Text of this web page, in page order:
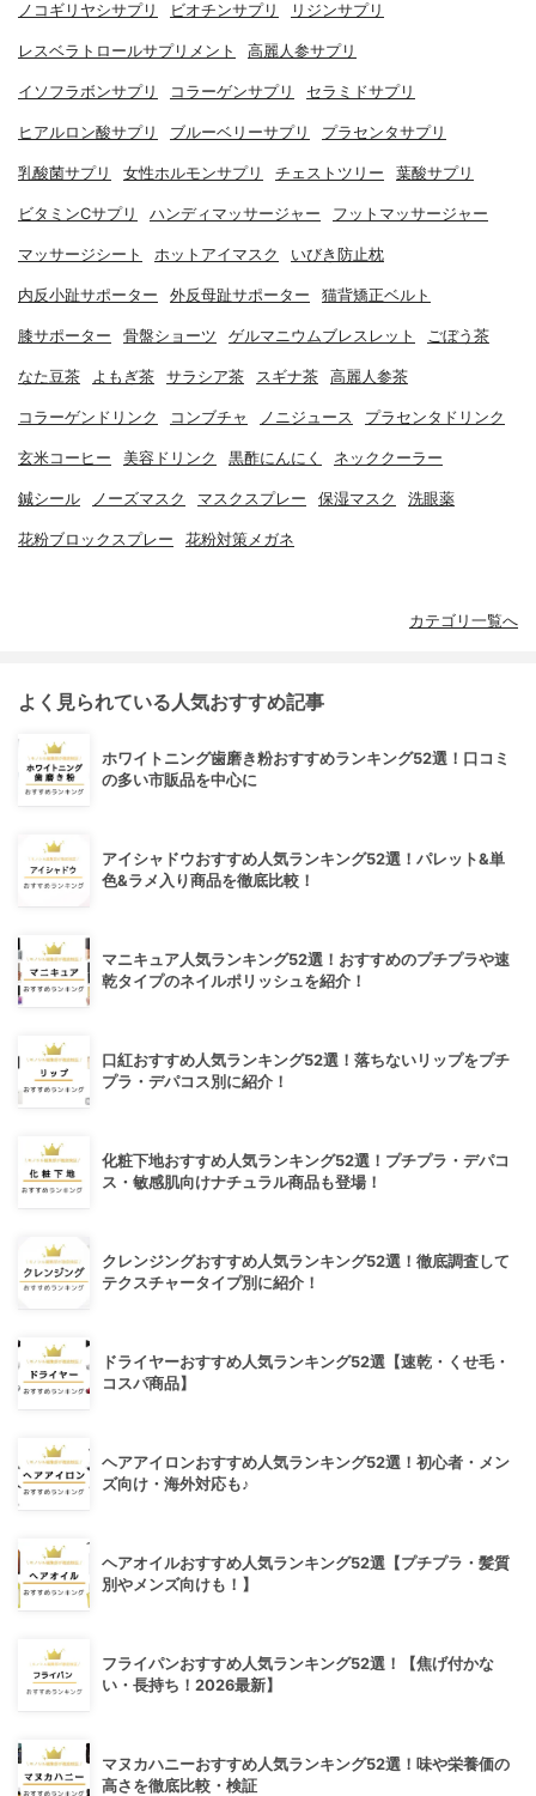
ノコギリヤシサプリ ビオチンサプリ リジンサプリ
レスベラトロールサプリメント 高麗人参サプリ
イソフラボンサプリ コラーゲンサプリ セラミドサプリ
ヒアルロン酸サプリ ブルーベリーサプリ プラセンタサプリ
乳酸菌サプリ 女性ホルモンサプリ チェストツリー 葉酸サプリ
ビタミンCサプリ ハンディマッサージャー フットマッサージャー
マッサージシート ホットアイマスク いびき防止枕
内反小趾サポーター 外反母趾サポーター 猫背矯正ベルト
膝サポーター 骨盤ショーツ ゲルマニウムブレスレット ごぼう茶
なた豆茶 よもぎ茶 サラシア茶 スギナ茶 高麗人参茶
コラーゲンドリンク コンブチャ ノニジュース プラセンタドリンク
玄米コーヒー 美容ドリンク 黒酢にんにく ネッククーラー
鍼シール ノーズマスク マスクスプレー 保湿マスク 洗眼薬
花粉ブロックスプレー 花粉対策メガネ
カテゴリ一覧へ
よく見られている人気おすすめ記事
ホワイトニング歯磨き粉おすすめランキング52選！口コミ
の多い市販品を中心に
アイシャドウおすすめ人気ランキング52選！パレット&単
色&ラメ入り商品を徹底比較！
マニキュア人気ランキング52選！おすすめのプチプラや速
乾タイプのネイルポリッシュを紹介！
口紅おすすめ人気ランキング52選！落ちないリップをプチ
プラ・デパコス別に紹介！
化粧下地おすすめ人気ランキング52選！プチプラ・デパコ
ス・敏感肌向けナチュラル商品も登場！
クレンジングおすすめ人気ランキング52選！徹底調査して
テクスチャータイプ別に紹介！
ドライヤーおすすめ人気ランキング52選【速乾・くせ毛・
コスパ商品】
ヘアアイロンおすすめ人気ランキング52選！初心者・メン
ズ向け・海外対応も♪
ヘアオイルおすすめ人気ランキング52選【プチプラ・髪質
別やメンズ向けも！】
フライパンおすすめ人気ランキング52選！【焦げ付かな
い・長持ち！2026最新】
マヌカハニーおすすめ人気ランキング52選！味や栄養価の
高さを徹底比較・検証